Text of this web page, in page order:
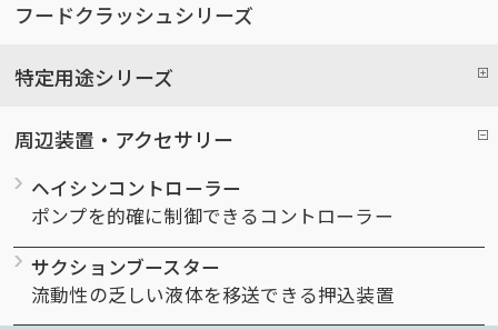
フードクラッシュシリーズ
特定用途シリーズ
周辺装置・アクセサリー
ヘイシンコントローラー
ポンプを的確に制御できるコントローラー
サクションブースター
流動性の乏しい液体を移送できる押込装置